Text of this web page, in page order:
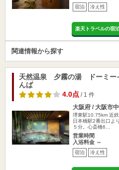
宿泊 冷え性
楽天トラベルの宿
関連情報から探す
天然温泉 夕霧の湯 ドーミー
んば
4.0点/ 1 件
大阪府 / 大阪市
堺東駅10.75km 近
日本橋駅2番出口よ
５分。心斎橋6…
営業時間
入浴料金 ～
宿泊 冷え性